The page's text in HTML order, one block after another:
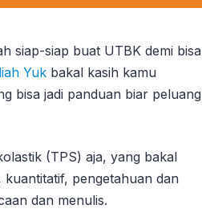
siap-siap buat UTBK demi bisa
Yuk bakal kasih kamu
bisa jadi panduan biar peluang
(TPS) aja, yang bakal
pengetahuan dan
dan menulis.